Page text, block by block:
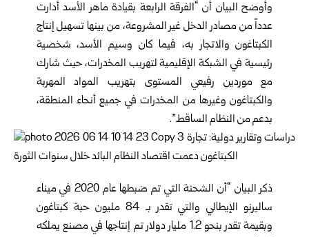
وأوضح البيان أن “الفرقة الرابعة بقيادة ماهر الأسد ‏أدارت
عدداً من مصادر الدخل غير المشروعة، من ‏بينها تسهيل إنتاج
الكبتاغون والاتجار به، فيما كان ‏وسيم الأسد، شخصية
رئيسية في الشبكة الإقليمية ‏لتهريب المخدرات، حيث شارك
مع موردين رفيعي ‏المستوى بتهريب المواد المهربة
والكبتاغون وغيرها ‏من المخدرات في جميع أنحاء المنطقة،
بدعم من ‏النظام الساقط‎”.
ذكر البيان “أن الشحنة التي تم ضبطها عام 2020 ‏في ميناء
ساليرنو الإيطالي والتي تقدر بـ 84 مليون ‏حبة كبتاغون
وبقيمة تقدر بنحو 1.2 مليار دولار تم ‏إنتاجها في مصنع يملكه